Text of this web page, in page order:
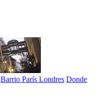
Barrio París Londres Donde